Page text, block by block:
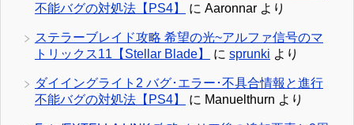
不能バグの対処法【PS4】
に Aaronnar より
ステラーブレイド攻略 希望の光~アルファ信号のマ
トリックス11【Stellar Blade】
に sprunki より
ダイイングライト2 バグ･エラー･不具合情報と進行
不能バグの対処法【PS4】
に Manuelthurn より